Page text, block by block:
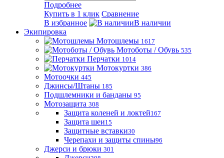
Подробнее
Купить в 1 клик Сравнение
В избранное
В наличии
Экипировка
Мотошлемы 1617
Мотоботы / Обувь 535
Перчатки 1014
Мотокуртки 386
Мотоочки 445
Джинсы/Штаны 185
Подшлемники и банданы 95
Мотозащита 308
Защита коленей и локтей167
Защита шеи15
Защитные вставки30
Черепахи и защиты спины96
Джерси и брюки 301